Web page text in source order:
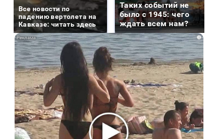
Все новости по
падению вертолета на
Кавказе: читать здесь
Таких событий не
было с 1945: чего
ждать всем нам?
i